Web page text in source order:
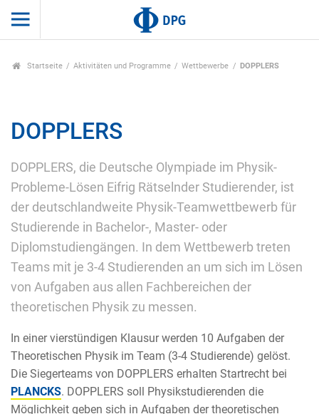
Startseite Aktivitäten und Programme Wettbewerbe DOPPLERS
DOPPLERS
DOPPLERS, die Deutsche Olympiade im Physik-
Probleme-Lösen Eifrig Rätselnder Studierender, ist
der deutschlandweite Physik-Teamwettbewerb für
Studierende in Bachelor-, Master- oder
Diplomstudiengängen. In dem Wettbewerb treten
Teams mit je 3-4 Studierenden an um sich im Lösen
von Aufgaben aus allen Fachbereichen der
theoretischen Physik zu messen.
In einer vierstündigen Klausur werden 10 Aufgaben der
Theoretischen Physik im Team (3-4 Studierende) gelöst.
Die Siegerteams von DOPPLERS erhalten Startrecht bei
PLANCKS. DOPPLERS soll Physikstudierenden die
Möglichkeit geben sich in Aufgaben der theoretischen